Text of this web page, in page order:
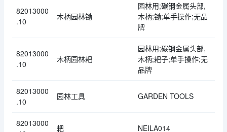
82013000
.10
木柄园林锄
园林用;碳钢金属头部,
木柄;锄;单手操作;无品
牌
82013000
.10
木柄园林耙
园林用;碳钢金属头部,
木柄;耙子;单手操作;无
品牌
82013000
.10
园林工具 GARDEN TOOLS
82013000
耙 NEILA014